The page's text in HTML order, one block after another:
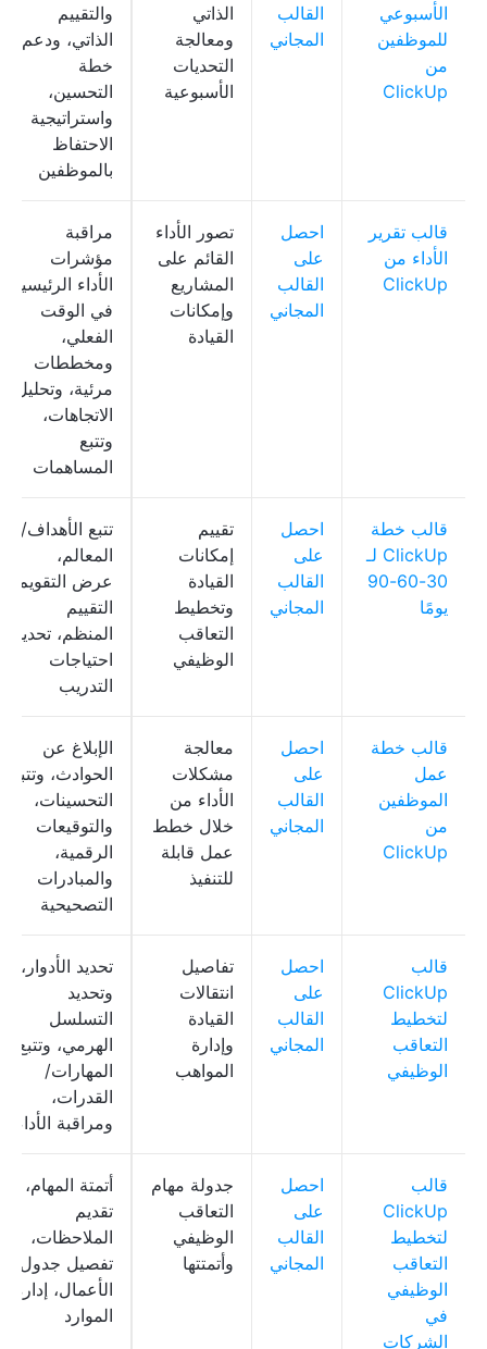
الأسبوعي
للموظفين
من
ClickUp
القالب
المجاني
الذاتي
ومعالجة
التحديات
الأسبوعية
والتقييم
الذاتي، ودعم
خطة
التحسين،
واستراتيجية
الاحتفاظ
بالموظفين
قالب تقرير
الأداء من
ClickUp
احصل
على
القالب
المجاني
تصور الأداء
القائم على
المشاريع
وإمكانات
القيادة
مراقبة
مؤشرات
الأداء الرئيسية
في الوقت
الفعلي،
ومخططات
مرئية، وتحليل
الاتجاهات،
وتتبع
المساهمات
قالب خطة
ClickUp لـ
30-60-90
يومًا
احصل
على
القالب
المجاني
تقييم
إمكانات
القيادة
وتخطيط
التعاقب
الوظيفي
تتبع الأهداف/
المعالم،
عرض التقويم،
التقييم
المنظم، تحديد
احتياجات
التدريب
قالب خطة
عمل
الموظفين
من
ClickUp
احصل
على
القالب
المجاني
معالجة
مشكلات
الأداء من
خلال خطط
عمل قابلة
للتنفيذ
الإبلاغ عن
الحوادث، وتتبع
التحسينات،
والتوقيعات
الرقمية،
والمبادرات
التصحيحية
قالب
ClickUp
لتخطيط
التعاقب
الوظيفي
احصل
على
القالب
المجاني
تفاصيل
انتقالات
القيادة
وإدارة
المواهب
تحديد الأدوار،
وتحديد
التسلسل
الهرمي، وتتبع
المهارات/
القدرات،
ومراقبة الأداء
قالب
ClickUp
لتخطيط
التعاقب
الوظيفي
في
الشركات
احصل
على
القالب
المجاني
جدولة مهام
التعاقب
الوظيفي
وأتمتتها
أتمتة المهام،
تقديم
الملاحظات،
تفصيل جدول
الأعمال، إدارة
الموارد